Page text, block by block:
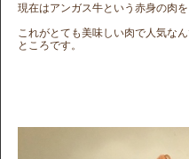
現在はアンガス牛という赤身の肉
これがとても美味しい肉で人気な
ところです。